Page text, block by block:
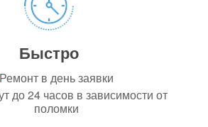
Быстро
Ремонт в день заявки
до 24 часов в зависимости от
поломки